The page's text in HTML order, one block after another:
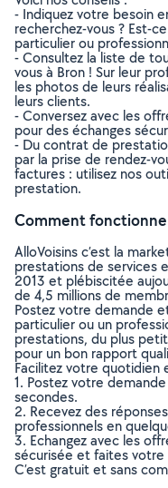
- Indiquez votre besoin
recherchez-vous ? Est-
particulier ou
- Consultez la liste de
vous à Bron ! Sur leur
les photos de leurs
leurs clients.
- Conversez avec les
pour des échanges
- Du contrat de
par la prise de rendez-
factures : utilisez nos
prestation.
Comment fonctionne
AlloVoisins c’est la
prestations de services
2013 et plébiscitée
de 4,5 millions de
Postez votre demande
particulier ou un
prestations, du plus
pour un bon rapport
Facilitez votre quotidien
1. Postez votre
secondes.
2. Recevez des
professionnels en
3. Echangez avec les
sécurisée et faites votre
C’est gratuit et sans